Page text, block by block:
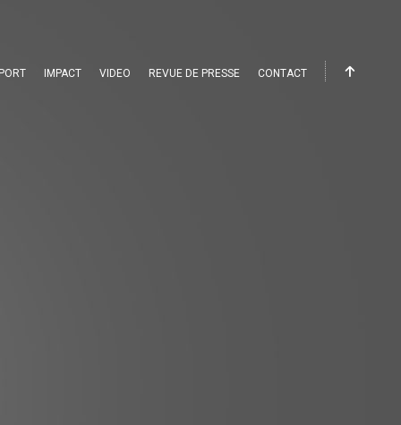
IMPACT VIDEO REVUE DE PRESSE CONTACT